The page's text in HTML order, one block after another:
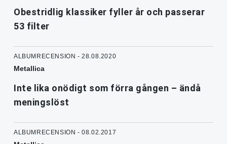
Obestridlig klassiker fyller år och passerar
53 filter
ALBUMRECENSION - 28.08.2020
Metallica
Inte lika onödigt som förra gången – ändå
meningslöst
ALBUMRECENSION - 08.02.2017